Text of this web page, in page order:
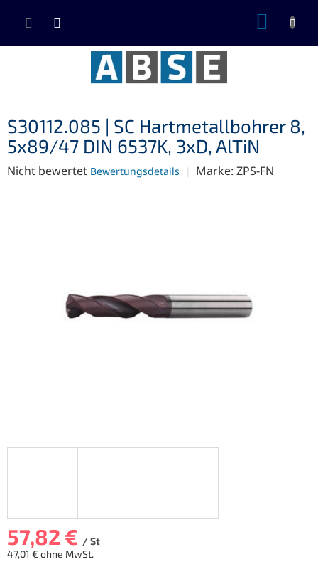
Inhalt
S30112.085 | SC Hartmetallbohrer 8,
5x89/47 DIN 6537K, 3xD, AlTiN
Die
Nicht bewertet Bewertungsdetails Marke: ZPS-FN
57,82 € / St
47,01 € ohne MwSt.